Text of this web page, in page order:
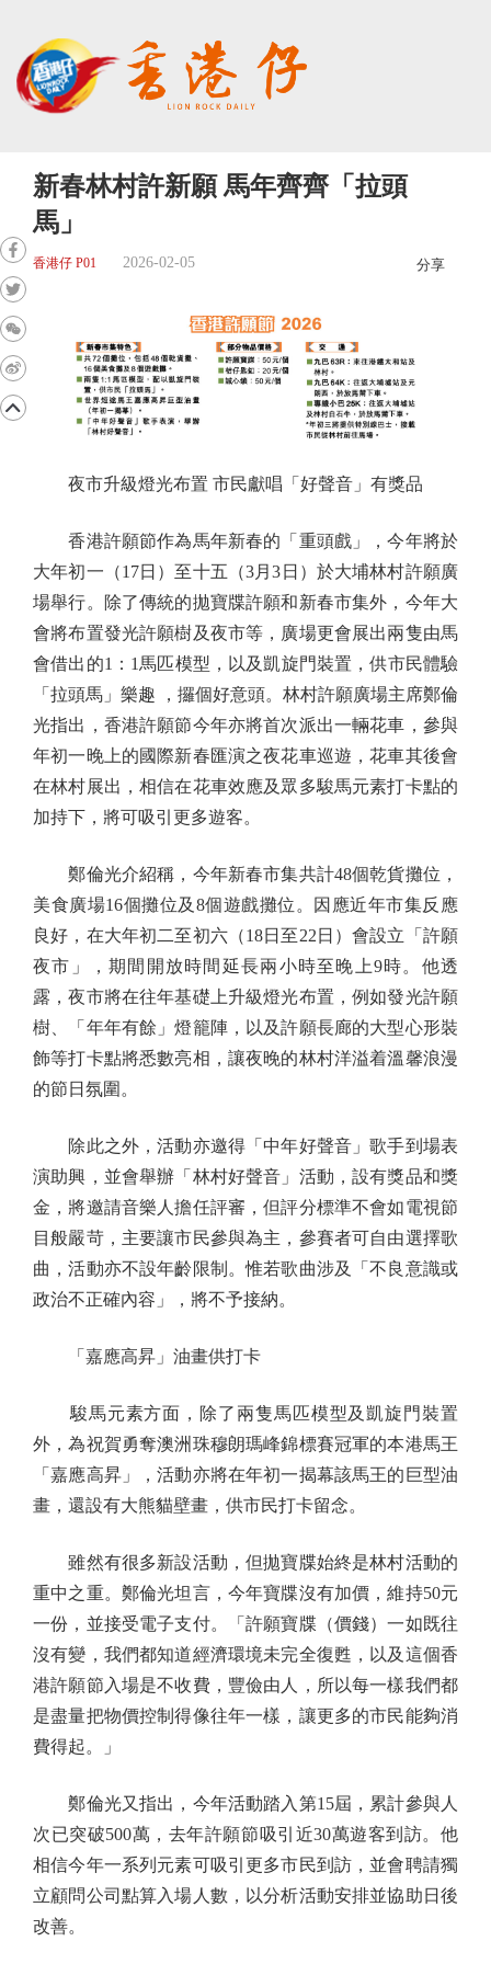
新春林村許新願 馬年齊齊「拉頭
馬」
香港仔 P01 2026-02-05 分享
夜市升級燈光布置 市民獻唱「好聲音」有獎品
香港許願節作為馬年新春的「重頭戲」，今年將於
大年初一（17日）至十五（3月3日）於大埔林村許願廣
場舉行。除了傳統的拋寶牒許願和新春市集外，今年大
會將布置發光許願樹及夜市等，廣場更會展出兩隻由馬
會借出的1：1馬匹模型，以及凱旋門裝置，供市民體驗
「拉頭馬」樂趣 ，攞個好意頭。林村許願廣場主席鄭倫
光指出，香港許願節今年亦將首次派出一輛花車，參與
年初一晚上的國際新春匯演之夜花車巡遊，花車其後會
在林村展出，相信在花車效應及眾多駿馬元素打卡點的
加持下，將可吸引更多遊客。
鄭倫光介紹稱，今年新春市集共計48個乾貨攤位，
美食廣場16個攤位及8個遊戲攤位。因應近年市集反應
良好，在大年初二至初六（18日至22日）會設立「許願
夜市」，期間開放時間延長兩小時至晚上9時。他透
露，夜市將在往年基礎上升級燈光布置，例如發光許願
樹、「年年有餘」燈籠陣，以及許願長廊的大型心形裝
飾等打卡點將悉數亮相，讓夜晚的林村洋溢着溫馨浪漫
的節日氛圍。
除此之外，活動亦邀得「中年好聲音」歌手到場表
演助興，並會舉辦「林村好聲音」活動，設有獎品和獎
金，將邀請音樂人擔任評審，但評分標準不會如電視節
目般嚴苛，主要讓市民參與為主，參賽者可自由選擇歌
曲，活動亦不設年齡限制。惟若歌曲涉及「不良意識或
政治不正確內容」，將不予接納。
「嘉應高昇」油畫供打卡
駿馬元素方面，除了兩隻馬匹模型及凱旋門裝置
外，為祝賀勇奪澳洲珠穆朗瑪峰錦標賽冠軍的本港馬王
「嘉應高昇」，活動亦將在年初一揭幕該馬王的巨型油
畫，還設有大熊貓壁畫，供市民打卡留念。
雖然有很多新設活動，但拋寶牒始終是林村活動的
重中之重。鄭倫光坦言，今年寶牒沒有加價，維持50元
一份，並接受電子支付。「許願寶牒（價錢）一如既往
沒有變，我們都知道經濟環境未完全復甦，以及這個香
港許願節入場是不收費，豐儉由人，所以每一樣我們都
是盡量把物價控制得像往年一樣，讓更多的市民能夠消
費得起。」
鄭倫光又指出，今年活動踏入第15屆，累計參與人
次已突破500萬，去年許願節吸引近30萬遊客到訪。他
相信今年一系列元素可吸引更多市民到訪，並會聘請獨
立顧問公司點算入場人數，以分析活動安排並協助日後
改善。